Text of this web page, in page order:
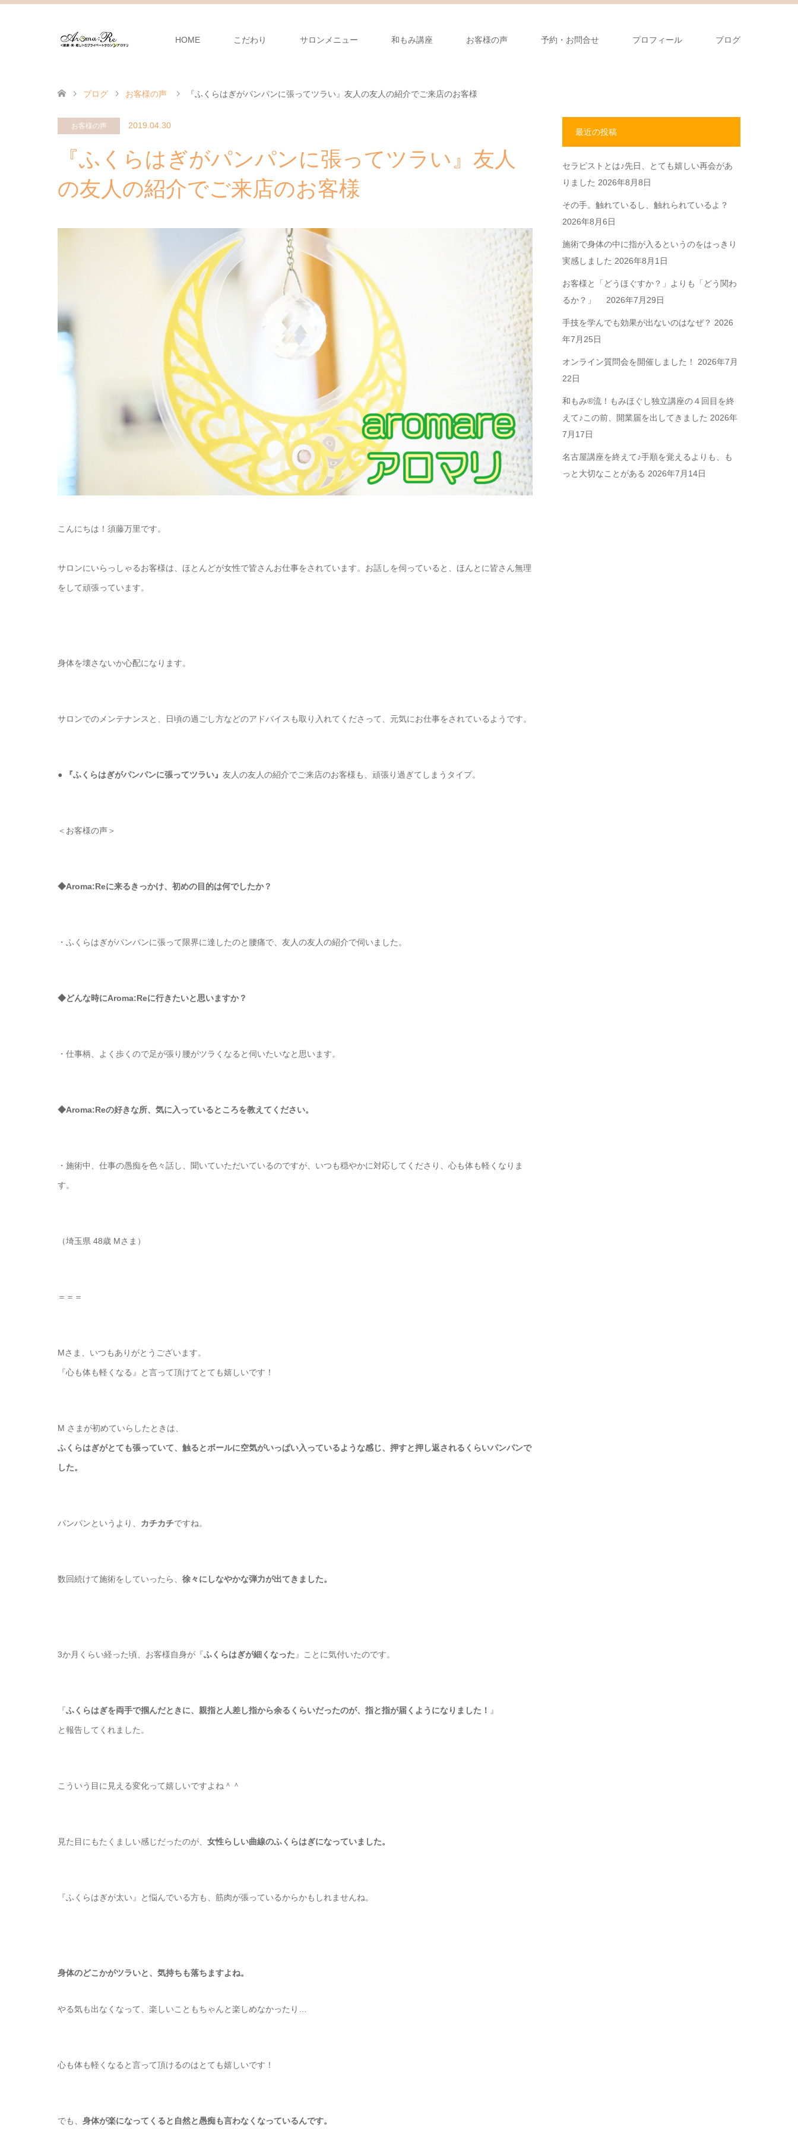
HOME こだわり サロンメニュー 和もみ講座 お客様の声 予約・お問合せ プロフィール ブログ
ブログ お客様の声 『ふくらはぎがパンパンに張ってツラい』友人の友人の紹介でご来店のお客様
お客様の声 2019.04.30
『ふくらはぎがパンパンに張ってツラい』友人
の友人の紹介でご来店のお客様
こんにちは！須藤万里です。
サロンにいらっしゃるお客様は、ほとんどが女性で皆さんお仕事をされています。お話しを伺っていると、ほんとに皆さん無理
をして頑張っています。
身体を壊さないか心配になります。
サロンでのメンテナンスと、日頃の過ごし方などのアドバイスも取り入れてくださって、元気にお仕事をされているようです。
● 『ふくらはぎがパンパンに張ってツラい』 友人の友人の紹介でご来店のお客様も、頑張り過ぎてしまうタイプ。
＜お客様の声＞
◆Aroma:Reに来るきっかけ、初めの目的は何でしたか？
・ふくらはぎがパンパンに張って限界に達したのと腰痛で、友人の友人の紹介で伺いました。
◆どんな時にAroma:Reに行きたいと思いますか？
・仕事柄、よく歩くので足が張り腰がツラくなると伺いたいなと思います。
◆Aroma:Reの好きな所、気に入っているところを教えてください。
・施術中、仕事の愚痴を色々話し、聞いていただいているのですが、いつも穏やかに対応してくださり、心も体も軽くなりま
す。
（埼玉県 48歳 Mさま）
＝＝＝
Mさま、いつもありがとうございます。
『心も体も軽くなる』と言って頂けてとても嬉しいです！
M さまが初めていらしたときは、
ふくらはぎがとても張っていて、触るとボールに空気がいっぱい入っているような感じ、押すと押し返されるくらいパンパンで
した。
パンパンというより、 カチカチですね。
数回続けて施術をしていったら、 徐々にしなやかな弾力が出てきました。
3か月くらい経った頃、お客様自身が『ふくらはぎが細くなった 』ことに気付いたのです。
『ふくらはぎを両手で掴んだときに、親指と人差し指から余るくらいだったのが、指と指が届くようになりました！ 』
と報告してくれました。
こういう目に見える変化って嬉しいですよね＾＾
見た目にもたくましい感じだったのが、 女性らしい曲線のふくらはぎになっていました。
『ふくらはぎが太い』と悩んでいる方も、筋肉が張っているからかもしれませんね。
身体のどこかがツラいと、気持ちも落ちますよね。
やる気も出なくなって、楽しいこともちゃんと楽しめなかったり…
心も体も軽くなると言って頂けるのはとても嬉しいです！
でも、 身体が楽になってくると自然と愚痴も言わなくなっているんです。
最近の投稿
セラピストとは♪先日、とても嬉しい再会があ
りました 2026年8月8日
その手。触れているし、触れられているよ？
2026年8月6日
施術で身体の中に指が入るというのをはっきり
実感しました 2026年8月1日
お客様と「どうほぐすか？」よりも「どう関わ
るか？」
2026年7月29日
手技を学んでも効果が出ないのはなぜ？ 2026
年7月25日
オンライン質問会を開催しました！
2026年7月
22日
和もみ®流！もみほぐし独立講座の４回目を終
えて♪この前、開業届を出してきました 2026年
7月17日
名古屋講座を終えて♪手順を覚えるよりも、も
っと大切なことがある 2026年7月14日